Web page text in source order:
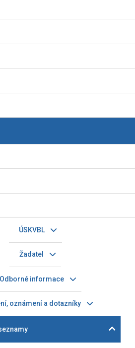
ÚSKVBL
Žadatel
Odborné informace
oznámení a dotazníky